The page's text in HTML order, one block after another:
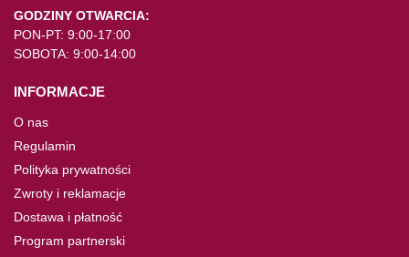
GODZINY OTWARCIA:
PON-PT: 9:00-17:00
SOBOTA: 9:00-14:00
INFORMACJE
O nas
Regulamin
Polityka prywatności
Zwroty i reklamacje
Dostawa i płatność
Program partnerski